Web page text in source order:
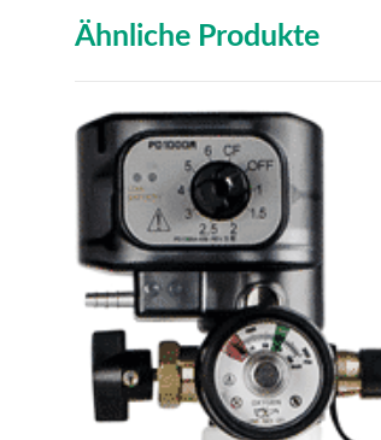
Ähnliche Produkte